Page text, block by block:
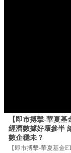
【即市搏擊-華夏
經濟數據好壞參半
數企穩未？
【即市搏擊-華夏基金